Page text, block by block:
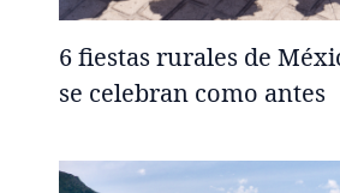
6 fiestas rurales de
se celebran como antes